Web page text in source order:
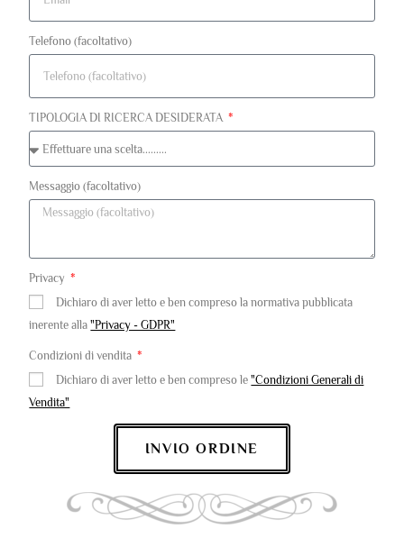
Telefono (facoltativo)
TIPOLOGIA DI RICERCA DESIDERATA
Messaggio (facoltativo)
Privacy
Dichiaro di aver letto e ben compreso la normativa pubblicata
inerente alla"Privacy - GDPR"
Condizioni di vendita
Dichiaro di aver letto e ben compreso le"Condizioni Generali di
Vendita"
INVIO ORDINE